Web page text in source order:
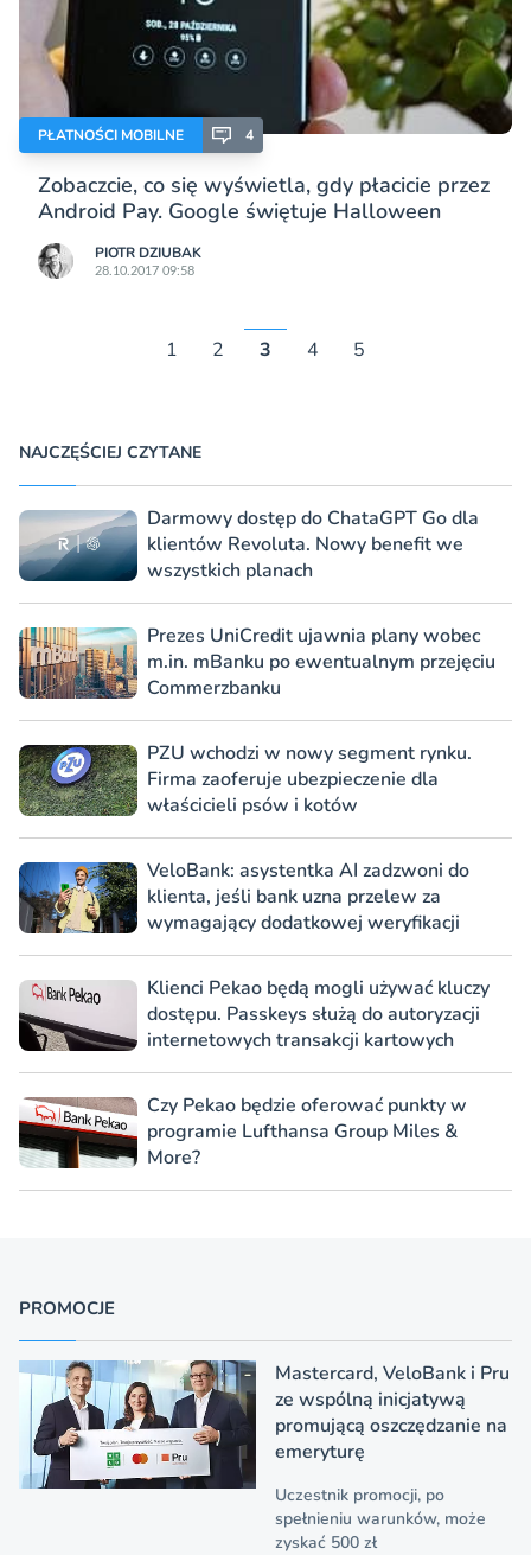
PŁATNOŚCI MOBILNE 4
Zobaczcie, co się wyświetla, gdy płacicie przez
Android Pay. Google świętuje Halloween
PIOTR DZIUBAK
28.10.2017 09:58
1 2 3 4 5
NAJCZĘŚCIEJ CZYTANE
Darmowy dostęp do ChataGPT Go dla
klientów Revoluta. Nowy benefit we
wszystkich planach
Prezes UniCredit ujawnia plany wobec
m.in. mBanku po ewentualnym przejęciu
Commerzbanku
PZU wchodzi w nowy segment rynku.
Firma zaoferuje ubezpieczenie dla
właścicieli psów i kotów
VeloBank: asystentka AI zadzwoni do
klienta, jeśli bank uzna przelew za
wymagający dodatkowej weryfikacji
Klienci Pekao będą mogli używać kluczy
dostępu. Passkeys służą do autoryzacji
internetowych transakcji kartowych
Czy Pekao będzie oferować punkty w
programie Lufthansa Group Miles &
More?
PROMOCJE
Mastercard, VeloBank i Pru
ze wspólną inicjatywą
promującą oszczędzanie na
emeryturę
Uczestnik promocji, po
spełnieniu warunków, może
zyskać 500 zł